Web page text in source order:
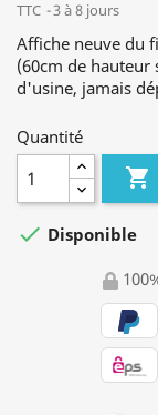
TTC 3 à 8 jours
Affiche neuve du
(60cm de hauteur
d'usine, jamais
Quantité

 Disponible